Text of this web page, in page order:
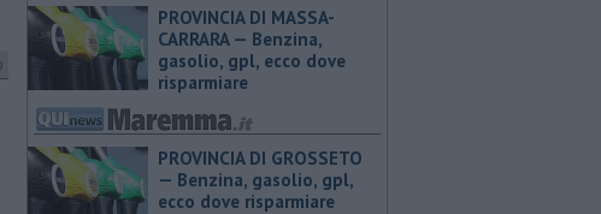
PROVINCIA DI MASSA-
CARRARA — ​Benzina,
gasolio, gpl, ecco dove
risparmiare
PROVINCIA DI GROSSETO
— ​Benzina, gasolio, gpl,
ecco dove risparmiare